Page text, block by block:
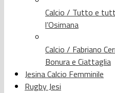
Calcio / Tutto e
l’Osimana
Calcio / Fabriano
Bonura e Ciattaglia
Jesina Calcio Femminile
Rugby Jesi